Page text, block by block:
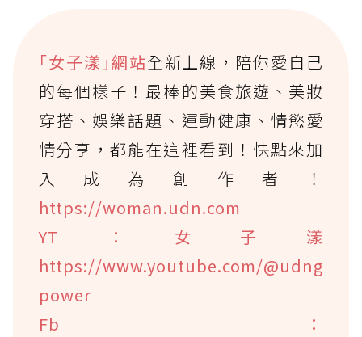
｢女子漾｣網站全新上線，陪你愛自己
的每個樣子！最棒的美食旅遊、美妝
穿搭、娛樂話題、運動健康、情慾愛
情分享，都能在這裡看到！快點來加
入成為創作者！
https://woman.udn.com
YT：女子漾
https://www.youtube.com/@udng
power
Fb：